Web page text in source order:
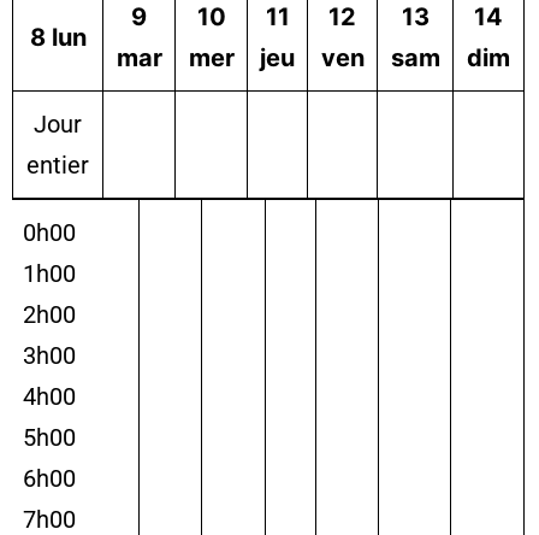
8 lun
9
mar
10
mer
11
jeu
12
ven
13
sam
14
dim
Jour
entier
0h00
1h00
2h00
3h00
4h00
5h00
6h00
7h00